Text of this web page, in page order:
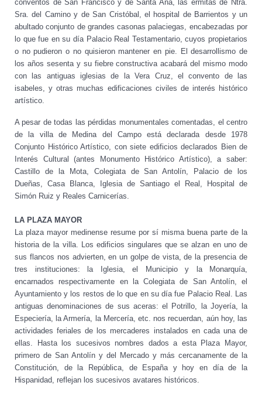
conventos de San Francisco y de Santa Ana, las ermitas de Ntra.
Sra. del Camino y de San Cristóbal, el hospital de Barrientos y un
abultado conjunto de grandes casonas palaciegas, encabezadas por
lo que fue en su día Palacio Real Testamentario, cuyos propietarios
o no pudieron o no quisieron mantener en pie. El desarrollismo de
los años sesenta y su fiebre constructiva acabará del mismo modo
con las antiguas iglesias de la Vera Cruz, el convento de las
isabeles, y otras muchas edificaciones civiles de interés histórico
artístico.
A pesar de todas las pérdidas monumentales comentadas, el centro
de la villa de Medina del Campo está declarada desde 1978
Conjunto Histórico Artístico, con siete edificios declarados Bien de
Interés Cultural (antes Monumento Histórico Artístico), a saber:
Castillo de la Mota, Colegiata de San Antolín, Palacio de los
Dueñas, Casa Blanca, Iglesia de Santiago el Real, Hospital de
Simón Ruiz y Reales Carnicerías.
LA PLAZA MAYOR
La plaza mayor medinense resume por sí misma buena parte de la
historia de la villa. Los edificios singulares que se alzan en uno de
sus flancos nos advierten, en un golpe de vista, de la presencia de
tres instituciones: la Iglesia, el Municipio y la Monarquía,
encarnados respectivamente en la Colegiata de San Antolín, el
Ayuntamiento y los restos de lo que en su día fue Palacio Real. Las
antiguas denominaciones de sus aceras: el Potrillo, la Joyería, la
Especiería, la Armería, la Mercería, etc. nos recuerdan, aún hoy, las
actividades feriales de los mercaderes instalados en cada una de
ellas. Hasta los sucesivos nombres dados a esta Plaza Mayor,
primero de San Antolín y del Mercado y más cercanamente de la
Constitución, de la República, de España y hoy en día de la
Hispanidad, reflejan los sucesivos avatares históricos.